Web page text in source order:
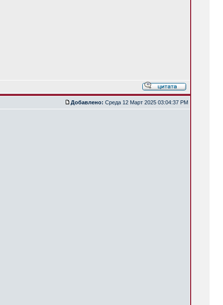
Добавлено: Среда 12 Март 2025 03:04:37 PM